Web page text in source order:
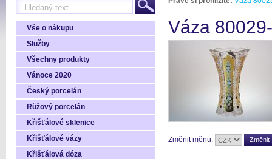
Vše o nákupu
Služby
Všechny produkty
Vánoce 2020
Český porcelán
Růžový porcelán
Křišťálové sklenice
Křišťálové vázy
Křišťálová dóza
Váza
Změnit měnu: